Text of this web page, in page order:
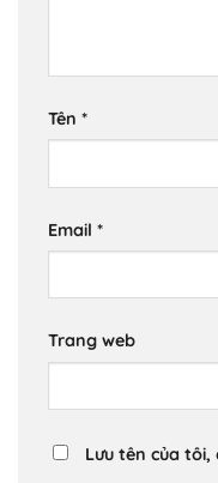
Tên *
Email *
Trang web
Lưu tên của